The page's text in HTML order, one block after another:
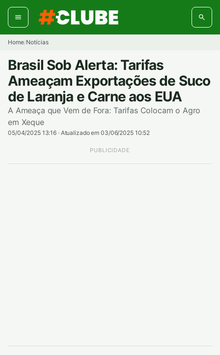
Pular
para
conteúdo
Home/Notícias
Brasil Sob Alerta: Tarifas
Ameaçam Exportações de Suco
de Laranja e Carne aos EUA
A Ameaça que Vem de Fora: Tarifas Colocam o Agro
em Xeque
05/04/2025 13:16 · Atualizado em 03/06/2025 10:52
PUBLICIDADE